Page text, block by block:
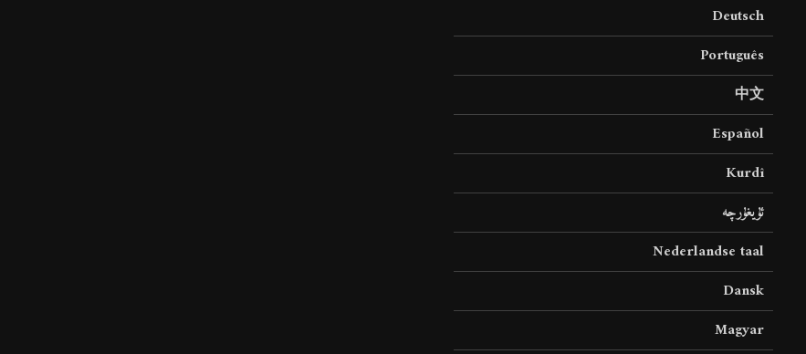
Deutsch
Português
中文
Español
Kurdî
ئۇيغۇرچە
Nederlandse taal
Dansk
Magyar